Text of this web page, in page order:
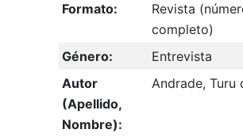
Formato:
Revista
completo)
Género:
Entrevista
Autor
(Apellido,
Nombre):
Andrade, Turu